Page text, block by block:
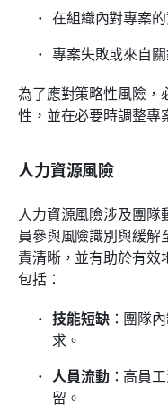
在組織內對專案
專案失敗或來自
為了應對策略性風險，
性，並在必要時調整專
人力資源風險
人力資源風險涉及團隊
員參與風險識別與緩
責清晰，並有助於有效
包括：
技能短缺：團隊
求。
人員流動：高員
留。